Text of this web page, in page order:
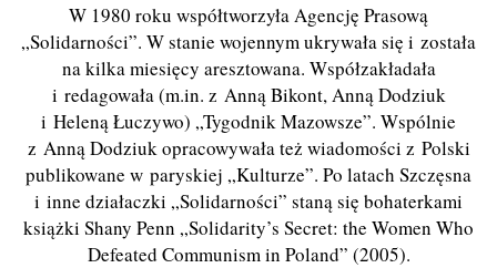
W 1980 roku współtworzyła Agencję Prasową
„Solidarności”. W stanie wojennym ukrywała się i została
na kilka miesięcy aresztowana. Współzakładała
i redagowała (m.in. z Anną Bikont, Anną Dodziuk
i Heleną Łuczywo) „Tygodnik Mazowsze”. Wspólnie
z Anną Dodziuk opracowywała też wiadomości z Polski
publikowane w paryskiej „Kulturze”. Po latach Szczęsna
i inne działaczki „Solidarności” staną się bohaterkami
książki Shany Penn „Solidarity’s Secret: the Women Who
Defeated Communism in Poland” (2005).